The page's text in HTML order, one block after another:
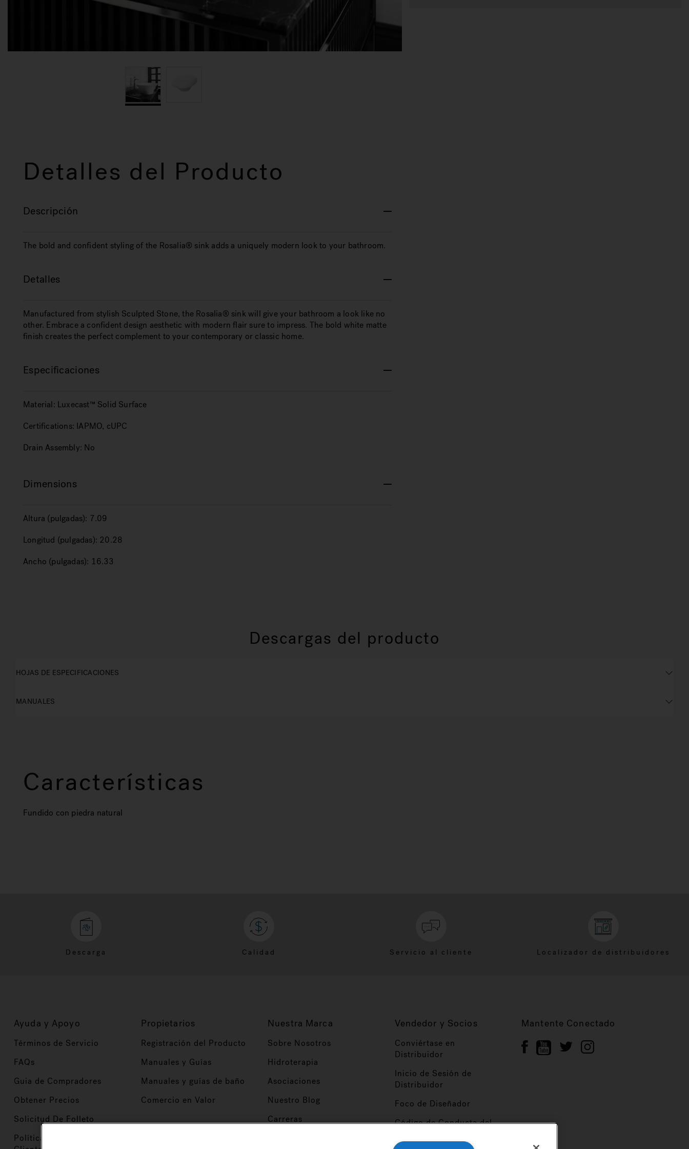
Detalles del Producto
Descripción
The bold and confident styling of the Rosalia® sink adds a uniquely modern look to your bathroom.
Detalles
Manufactured from stylish Sculpted Stone, the Rosalia® sink will give your bathroom a look like no
other. Embrace a confident design aesthetic with modern flair sure to impress. The bold white matte
finish creates the perfect complement to your contemporary or classic home.
Especificaciones
Material: Luxecast™ Solid Surface
Certifications: IAPMO, cUPC
Drain Assembly: No
Dimensions
Altura (pulgadas): 7.09
Longitud (pulgadas): 20.28
Ancho (pulgadas): 16.33
Descargas del producto
HOJAS DE ESPECIFICACIONES
MANUALES
Características
Fundido con piedra natural
Descarga Calidad Servicio al cliente Localizador de distribuidores
Ayuda y Apoyo
Términos de Servicio
FAQs
Guia de Compradores
Obtener Precios
Solicitud De Folleto
Políticas de Servicio al
Propietarios
Registración del Producto
Manuales y Guías
Manuales y guías de baño
Comercio en Valor
Nuestra Marca
Sobre Nosotros
Hidroterapia
Asociaciones
Nuestro Blog
Carreras
Vendedor y Socios
Conviértase en
Distribuidor
Inicio de Sesión de
Distribuidor
Foco de Diseñador
Código de Conducta del
Mantente Conectado